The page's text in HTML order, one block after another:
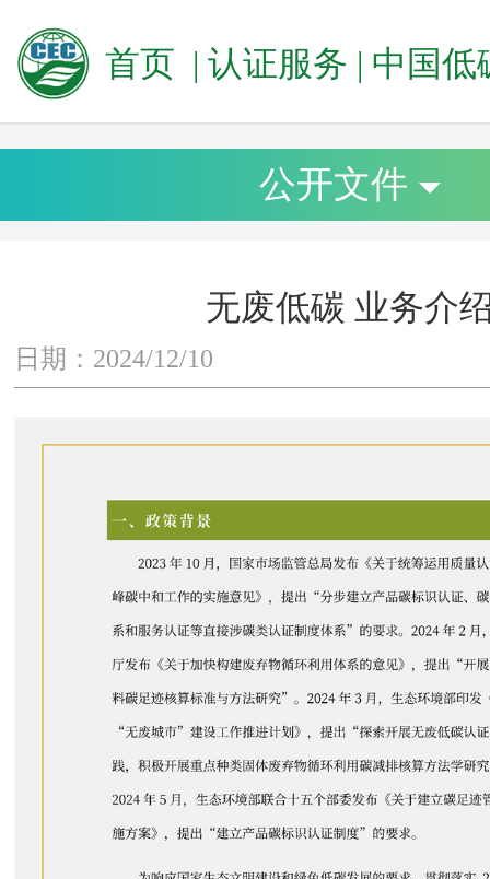
首页 | 认证服务 | 中国低碳产
公开文件
无废低碳 业务介
日期：2024/12/10